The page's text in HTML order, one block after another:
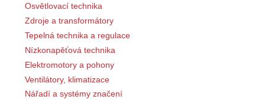
Osvětlovací technika
Zdroje a transformátory
Tepelná technika a regulace
Nízkonapěťová technika
Elektromotory a pohony
Ventilátory, klimatizace
Nářadí a systémy značení